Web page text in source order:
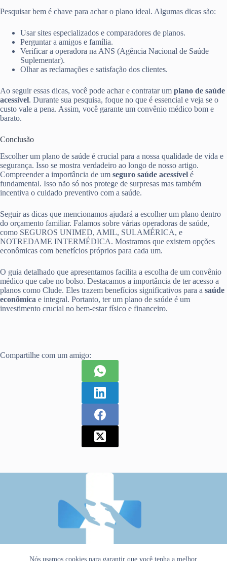
Nós usamos cookies para garantir que você tenha a melhor
Pesquisar bem é chave para achar o plano ideal. Algumas dicas são:
Usar sites especializados e comparadores de planos.
Perguntar a amigos e família.
Verificar a operadora na ANS (Agência Nacional de Saúde
Suplementar).
Olhar as reclamações e satisfação dos clientes.
Ao seguir essas dicas, você pode achar e contratar um plano de saúde
acessível. Durante sua pesquisa, foque no que é essencial e veja se o
custo vale a pena. Assim, você garante um convênio médico bom e
barato.
Conclusão
Escolher um plano de saúde é crucial para a nossa qualidade de vida e
segurança. Isso se mostra verdadeiro ao longo de nosso artigo.
Compreender a importância de um seguro saúde acessível é
fundamental. Isso não só nos protege de surpresas mas também
incentiva o cuidado preventivo com a saúde.
Seguir as dicas que mencionamos ajudará a escolher um plano dentro
do orçamento familiar. Falamos sobre várias operadoras de saúde,
como SEGUROS UNIMED, AMIL, SULAMÉRICA, e
NOTREDAME INTERMÉDICA. Mostramos que existem opções
econômicas com benefícios próprios para cada um.
O guia detalhado que apresentamos facilita a escolha de um convênio
médico que cabe no bolso. Destacamos a importância de ter acesso a
planos como Clude. Eles trazem benefícios significativos para a saúde
econômica e integral. Portanto, ter um plano de saúde é um
investimento crucial no bem-estar físico e financeiro.
Compartilhe com um amigo: